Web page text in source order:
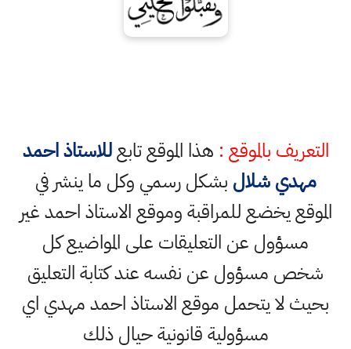
التعريف بالموقع : هذا الموقع تابعللاستاذ احمد
مهدي شلال بشكل رسمي وكل ما ينشر في
الموقع يخضع للمراقبة وموقع الاستاذ احمد غير
مسؤول عن التعليقات على المواضيع كل
شخص مسؤول عن نفسه عند كتابة التعليق
بحيث لا يتحمل موقع الاستاذ احمد مهدي اي
مسؤولية قانونية حيال ذلك